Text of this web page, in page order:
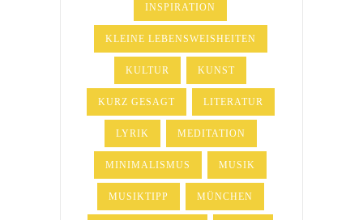
INSPIRATION
KLEINE LEBENSWEISHEITEN
KULTUR KUNST
KURZ GESAGT LITERATUR
LYRIK MEDITATION
MINIMALISMUS MUSIK
MUSIKTIPP MÜNCHEN